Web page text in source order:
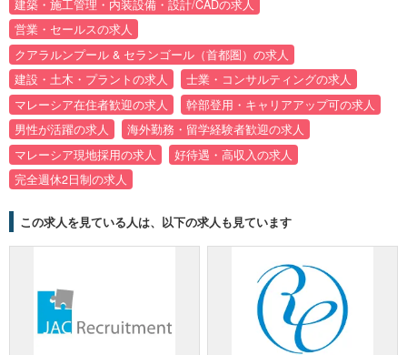
建築・施工管理・内装設備・設計/CADの求人
営業・セールスの求人
クアラルンプール & セランゴール（首都圏）の求人
建設・土木・プラントの求人
士業・コンサルティングの求人
マレーシア在住者歓迎の求人
幹部登用・キャリアアップ可の求人
男性が活躍の求人
海外勤務・留学経験者歓迎の求人
マレーシア現地採用の求人
好待遇・高収入の求人
完全週休2日制の求人
この求人を見ている人は、以下の求人も見ています